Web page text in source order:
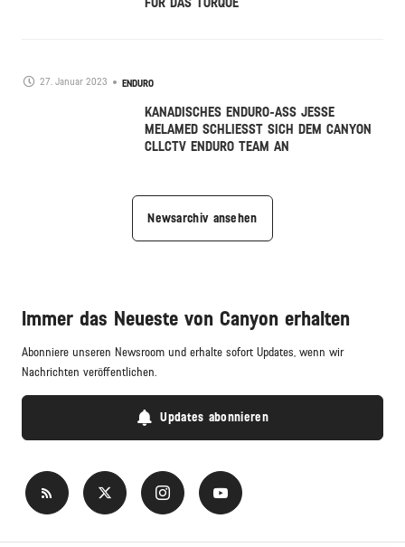
27. Januar 2023 ENDURO
KANADISCHES ENDURO-ASS JESSE
MELAMED SCHLIESST SICH DEM CANYON
CLLCTV ENDURO TEAM AN
Newsarchiv ansehen
Immer das Neueste von Canyon erhalten
Abonniere unseren Newsroom und erhalte sofort Updates, wenn wir
Nachrichten veröffentlichen.
Updates abonnieren